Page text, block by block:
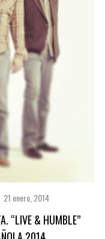
21 enero, 2014
“LIVE & HUMBLE”